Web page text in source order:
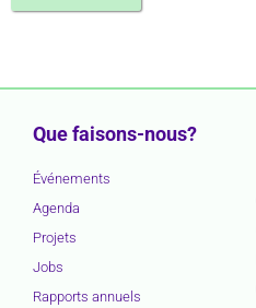
Que faisons-nous?
Événements
Agenda
Projets
Jobs
Rapports annuels